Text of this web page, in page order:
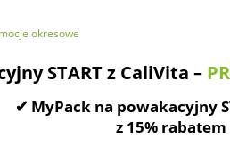
okresowe
START z CaliVita –
✔ MyPack na powakacyjny
z 15% rabatem